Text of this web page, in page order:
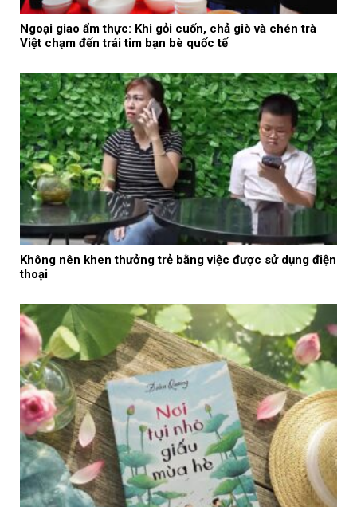
Ngoại giao ẩm thực: Khi gỏi cuốn, chả giò và chén trà
Việt chạm đến trái tim bạn bè quốc tế
Không nên khen thưởng trẻ bằng việc được sử dụng điện
thoại